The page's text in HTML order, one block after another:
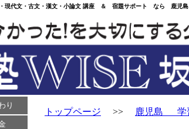
代文・古文・漢文・小論文 講座 ＆ 宿題サポート なら 鹿児島
り
トップページ >> 鹿児島 学